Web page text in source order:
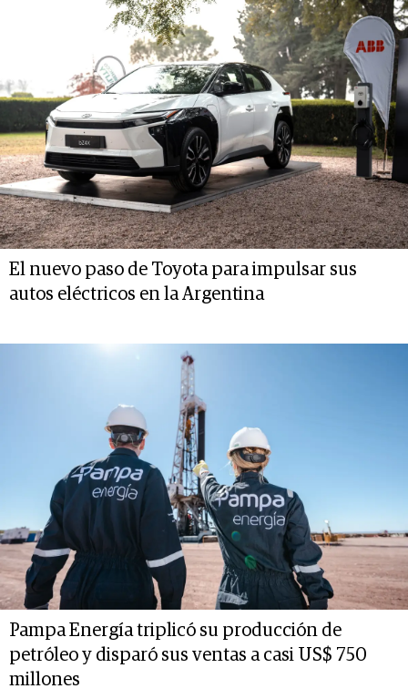
El nuevo paso de Toyota para impulsar sus
autos eléctricos en la Argentina
Pampa Energía triplicó su producción de
petróleo y disparó sus ventas a casi US$ 750
millones